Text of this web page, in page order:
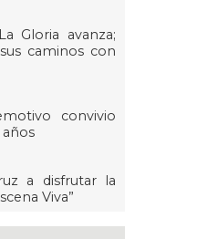
Gloria avanza;
caminos con
convivio
a disfrutar la
Viva”